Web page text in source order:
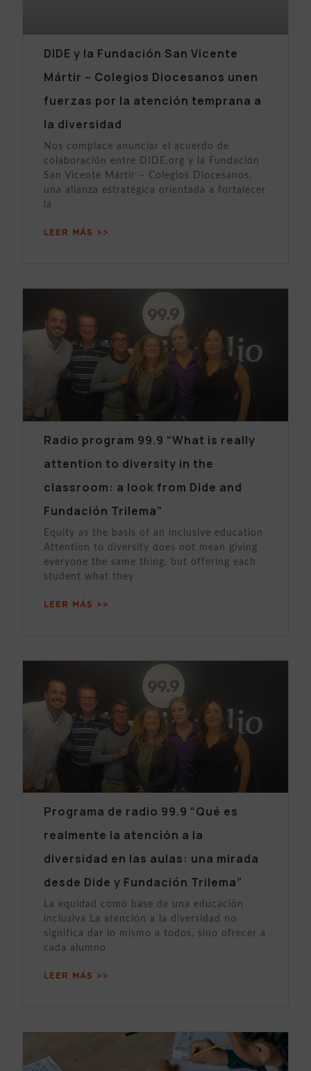
DIDE y la Fundación San Vicente
Mártir – Colegios Diocesanos unen
fuerzas por la atención temprana a
la diversidad
Nos complace anunciar el acuerdo de
colaboración entre DIDE.org y la Fundación
San Vicente Mártir – Colegios Diocesanos,
una alianza estratégica orientada a fortalecer
la
LEER MÁS >>
Radio program 99.9 “What is really
attention to diversity in the
classroom: a look from Dide and
Fundación Trilema”
Equity as the basis of an inclusive education
Attention to diversity does not mean giving
everyone the same thing, but offering each
student what they
LEER MÁS >>
Programa de radio 99.9 “Qué es
realmente la atención a la
diversidad en las aulas: una mirada
desde Dide y Fundación Trilema”
La equidad como base de una educación
inclusiva La atención a la diversidad no
significa dar lo mismo a todos, sino ofrecer a
cada alumno
LEER MÁS >>